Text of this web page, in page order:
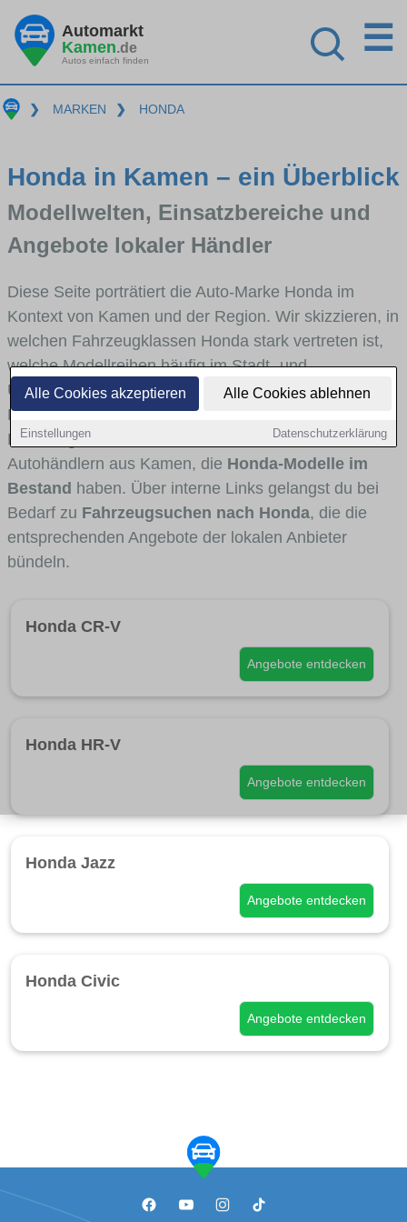
Alle Cookies akzeptieren Alle Cookies ablehnen
Einstellungen Datenschutzerklärung
Automarkt
Kamen.de
Autos einfach finden
☰
❯ MARKEN ❯ HONDA
Honda in Kamen – ein Überblick
Modellwelten, Einsatzbereiche und
Angebote lokaler Händler
Diese Seite porträtiert die Auto-Marke Honda im
Kontext von Kamen und der Region. Wir skizzieren, in
welchen Fahrzeugklassen Honda stark vertreten ist,
welche Modellreihen häufig im Stadt- und
Umlandverkehr zu sehen sind und für welche
Fahrertypen die Marke interessant ist. Viele
Fahrzeuge stammen von Autohäusern und
Autohändlern aus Kamen, die Honda-Modelle im
Bestand haben. Über interne Links gelangst du bei
Bedarf zu Fahrzeugsuchen nach Honda, die die
entsprechenden Angebote der lokalen Anbieter
bündeln.
Honda CR-V
Angebote entdecken
Honda HR-V
Angebote entdecken
Honda Jazz
Angebote entdecken
Honda Civic
Angebote entdecken